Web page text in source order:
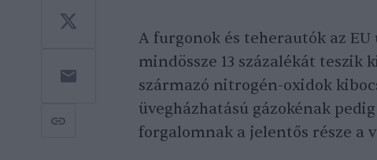
A furgonok és teherautók az
mindössze 13 százalékát teszik
származó nitrogén-oxidok
üvegházhatású gázokénak
forgalomnak a jelentős része a